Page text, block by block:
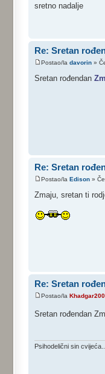
sretno nadalje
Re: Sretan
Postao/la davorin »
Sretan rođendan
Re: Sretan
Postao/la Edison »
Zmaju, sretan ti
Re: Sretan
Postao/la
Sretan rođendan
Psihodelični sin